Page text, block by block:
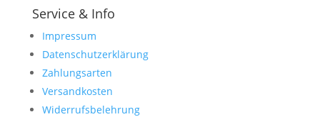
Service & Info
Impressum
Datenschutzerklärung
Zahlungsarten
Versandkosten
Widerrufsbelehrung